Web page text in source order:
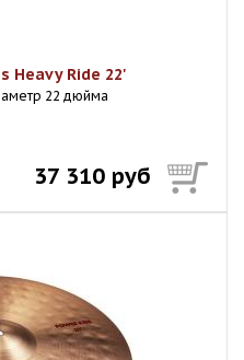
Heavy Ride 22'
22 дюйма
37 310 руб